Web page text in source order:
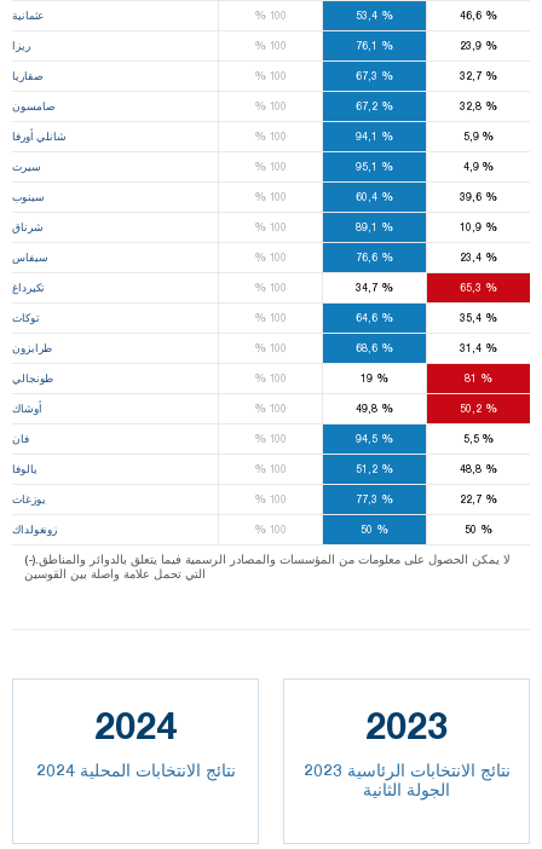
عثمانية %100 %
53,4 %
46,6
ريزا %100 % %
23,9
صقاريا %100 % %
32,7
صامسون %100 %
67,2 %
32,8
شانلي أورفا %100 % %
5,9
سيرت %100 % %
4,9
سينوب %100 %
60,4 %
39,6
شرناق %100 % %
10,9
سيفاس %100 %
76,6 %
23,4
تكيرداغ %100 %
34,7 %
توكات %100 %
64,6 %
35,4
طرابزون %100 %
68,6 %
31,4
طونجالي %100 % %
أوشاك %100 %
49,8 %
50,2
فان %100 %
94,5 %
5,5
يالوفا %100 %
51,2 %
48,8
يوزغات %100 % %
22,7
زونغولداك %100 % %
(-).لا يمكن الحصول على معلومات من المؤسسات والمصادر الرسمية فيما يتعلق بالدوائر والمناطق
التي تحمل علامة واصلة بين القوسين
2024
نتائج الانتخابات المحلية 2024
2023
نتائج الانتخابات الرئاسية 2023
الجولة الثانية